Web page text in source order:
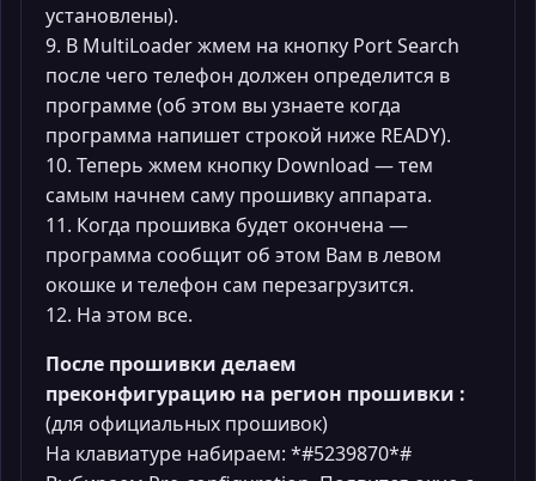
установлены).
9. В MultiLoader жмем на кнопку Port Search
после чего телефон должен определится в
программе (об этом вы узнаете когда
программа напишет строкой ниже READY).
10. Теперь жмем кнопку Download — тем
самым начнем саму прошивку аппарата.
11. Когда прошивка будет окончена —
программа сообщит об этом Вам в левом
окошке и телефон сам перезагрузится.
12. На этом все.
После прошивки делаем
преконфигурацию на регион прошивки :
(для официальных прошивок)
На клавиатуре набираем: *#5239870*#